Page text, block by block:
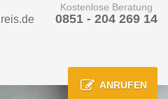
Kostenlose Beratung
0851 - 204 269 14
ANRUFEN